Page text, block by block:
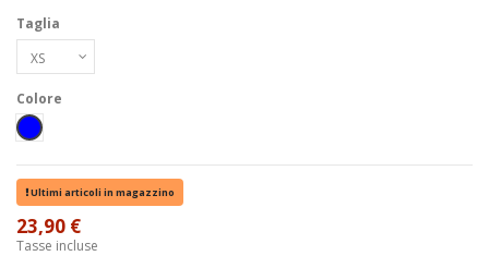
Taglia
Colore
Blu
Ultimi articoli in magazzino
23,90 €
Tasse incluse